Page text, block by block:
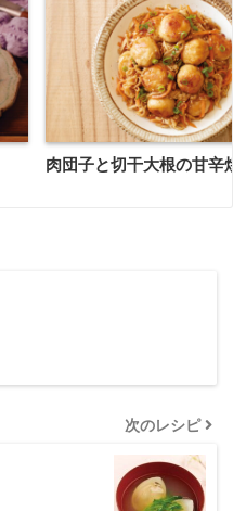
肉団子と切干大根の甘辛
次のレシピ